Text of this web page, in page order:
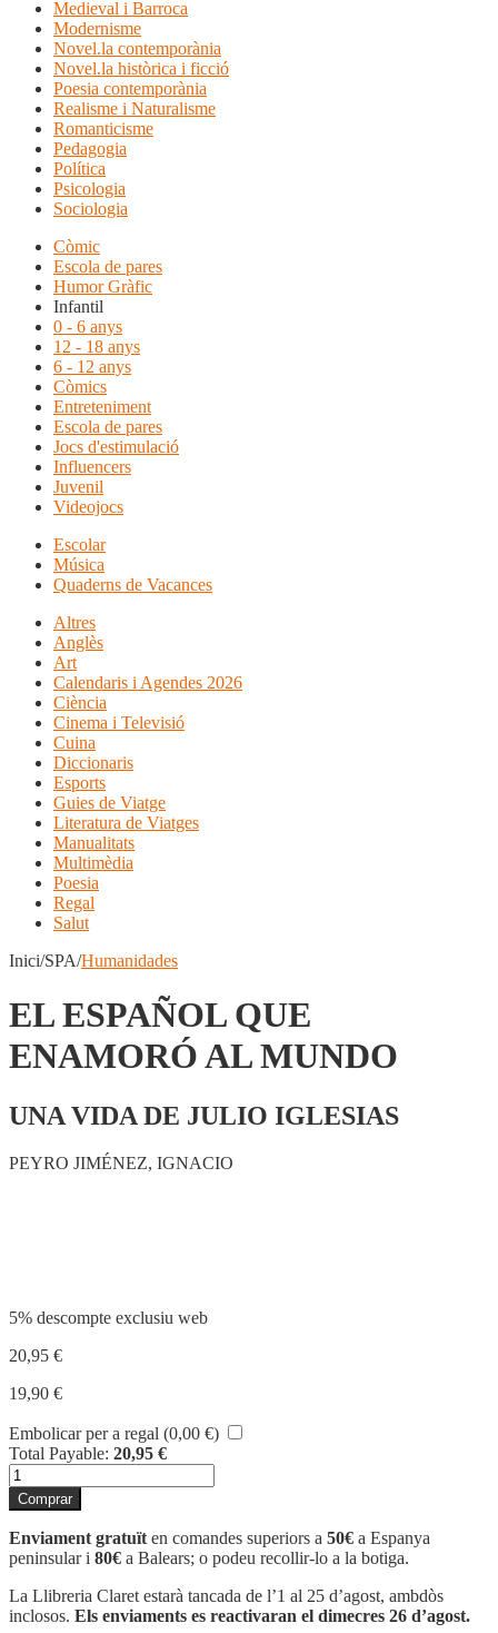
Medieval i Barroca
Modernisme
Novel.la contemporània
Novel.la històrica i ficció
Poesia contemporània
Realisme i Naturalisme
Romanticisme
Pedagogia
Política
Psicologia
Sociologia
Còmic
Escola de pares
Humor Gràfic
Infantil
0 - 6 anys
12 - 18 anys
6 - 12 anys
Còmics
Entreteniment
Escola de pares
Jocs d'estimulació
Influencers
Juvenil
Videojocs
Escolar
Música
Quaderns de Vacances
Altres
Anglès
Art
Calendaris i Agendes 2026
Ciència
Cinema i Televisió
Cuina
Diccionaris
Esports
Guies de Viatge
Literatura de Viatges
Manualitats
Multimèdia
Poesia
Regal
Salut
Inici/SPA/Humanidades
EL ESPAÑOL QUE
ENAMORÓ AL MUNDO
UNA VIDA DE JULIO IGLESIAS
PEYRO JIMÉNEZ, IGNACIO
5% descompte exclusiu web
20,95 €
19,90 €
Embolicar per a regal (0,00 €)
Total Payable: 20,95 €
quantitat
de
EL
ESPAÑOL
QUE
ENAMORÓ
AL
MUNDO
Comprar
Enviament gratuït en comandes superiors a 50€ a Espanya
peninsular i 80€ a Balears; o podeu recollir-lo a la botiga.
La Llibreria Claret estarà tancada de l’1 al 25 d’agost, ambdòs
inclosos. Els enviaments es reactivaran el dimecres 26 d’agost.